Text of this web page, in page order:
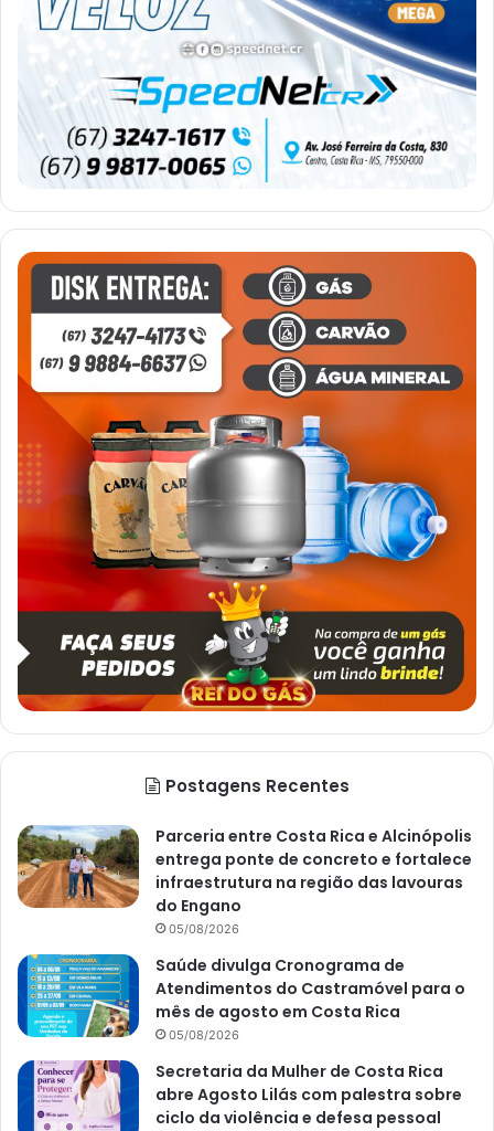
Postagens Recentes
Parceria entre Costa Rica e Alcinópolis
entrega ponte de concreto e fortalece
infraestrutura na região das lavouras
do Engano
05/08/2026
Saúde divulga Cronograma de
Atendimentos do Castramóvel para o
mês de agosto em Costa Rica
05/08/2026
Secretaria da Mulher de Costa Rica
abre Agosto Lilás com palestra sobre
ciclo da violência e defesa pessoal